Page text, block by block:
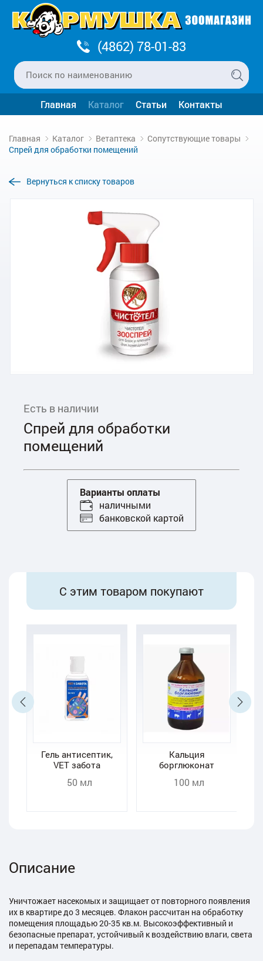
(4862) 78-01-83
Главная Каталог Статьи Контакты
Главная Каталог Ветаптека
Сопутствующие товары
Спрей для обработки помещений
Вернуться к списку товаров
Есть в наличии
Спрей для обработки
помещений
Варианты оплаты
наличными
банковской картой
С этим товаром покупают
Гель антисептик,
VET забота
50 мл
Кальция
борглюконат
100 мл
Описание
Уничтожает насекомых и защищает от повторного появления
их в квартире до 3 месяцев. Флакон рассчитан на обработку
помещения площадью 20-35 кв.м. Высокоэффективный и
безопасные препарат, устойчивый к воздействию влаги, света
и перепадам температуры.